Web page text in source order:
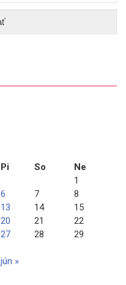
Pi So Ne
jún »
1
6 7
8
13 14
15
20 21
22
27 28
29